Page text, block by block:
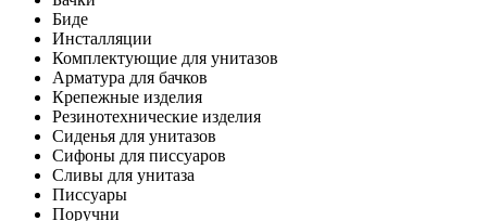
Биде
Инсталляции
Комплектующие для унитазов
Арматура для бачков
Крепежные изделия
Резинотехнические изделия
Сиденья для унитазов
Сифоны для писсуаров
Сливы для унитаза
Писсуары
Поручни